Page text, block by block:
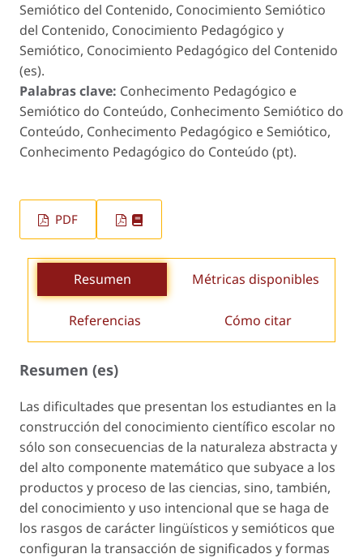
Semiótico del Contenido, Conocimiento Semiótico
del Contenido, Conocimiento Pedagógico y
Semiótico, Conocimiento Pedagógico del Contenido
(es).
Palabras clave: Conhecimento Pedagógico e
Semiótico do Conteúdo, Conhecimento Semiótico do
Conteúdo, Conhecimento Pedagógico e Semiótico,
Conhecimento Pedagógico do Conteúdo (pt).
PDF
Resumen Métricas disponibles
Referencias Cómo citar
Resumen (es)
Las dificultades que presentan los estudiantes en la
construcción del conocimiento científico escolar no
sólo son consecuencias de la naturaleza abstracta y
del alto componente matemático que subyace a los
productos y proceso de las ciencias, sino, también,
del conocimiento y uso intencional que se haga de
los rasgos de carácter lingüísticos y semióticos que
configuran la transacción de significados y formas